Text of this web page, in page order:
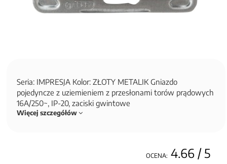
Seria: IMPRESJA Kolor: ZŁOTY METALIK Gniazdo
pojedyncze z uziemieniem z przesłonami torów prądowych
16A/250~, IP-20, zaciski gwintowe
Więcej szczegółów
OCENA: 4.66 / 5